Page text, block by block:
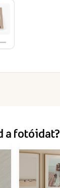
a fotóidat?